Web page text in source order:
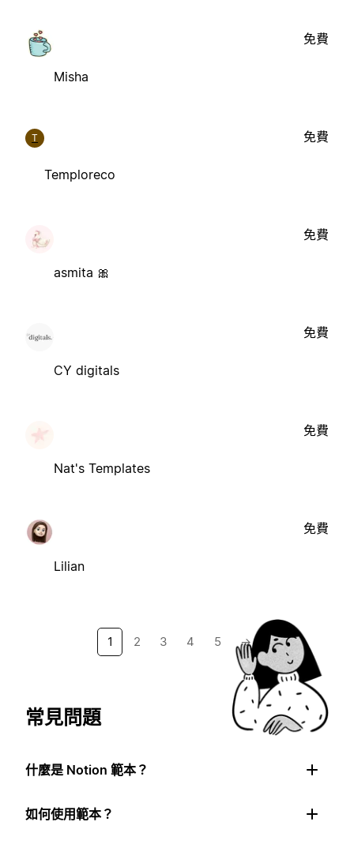
Misha
免費
T
Temploreco
免費
asmita 🎀
免費
CY digitals
免費
Nat's Templates
免費
Lilian
免費
1 2 3 4 5 →
常見問題
什麼是 Notion 範本？
如何使用範本？